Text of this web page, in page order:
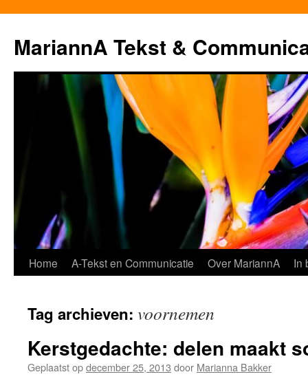
MariannA Tekst &
Ga
de
inhoud
Home A-Tekst en Communicatie Over MariannA In
Tag archieven: voornemen
Kerstgedachte: delen maakt
Geplaatst opdecember 25, 2013 door Marianna Bakker